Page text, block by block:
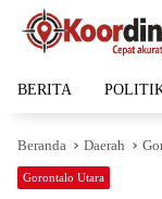
Langsung
BERITA
Beranda Daerah
Gorontalo Utara